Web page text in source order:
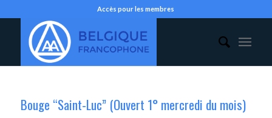
Accès pour les membres
Bouge “Saint-Luc” (Ouvert 1° mercredi du mois)